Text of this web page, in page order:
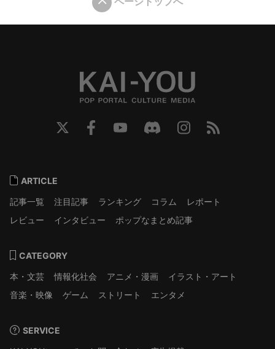
ARTICLE
記事一覧
注目記事 ランキング コラム
レポート
レビュー
インタビュー ポップなまとめ記事
CATEGORY
本・文芸
情報化社会 アニメ・漫画
イラスト・アート
音楽・映像
ゲーム ストリート エンタメ
SERVICE